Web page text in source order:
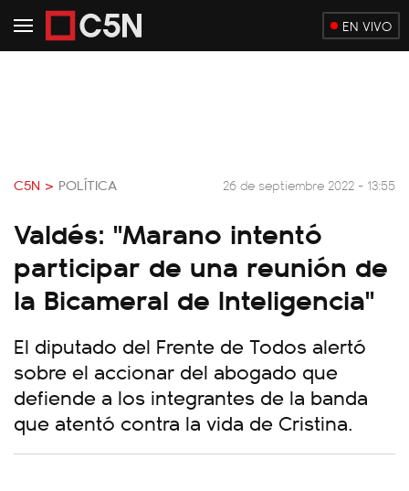
EN VIVO
C5N > POLÍTICA 26 de septiembre 2022 - 13:55
Valdés: "Marano intentó
participar de una reunión de
la Bicameral de Inteligencia"
El diputado del Frente de Todos alertó
sobre el accionar del abogado que
defiende a los integrantes de la banda
que atentó contra la vida de Cristina.